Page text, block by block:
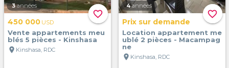
favorite_border
3 années
450 000 USD
Vente appartements meu
blés 5 pièces - Kinshasa
location_on Kinshasa, RDC
favorite_border
4 années
Prix sur demande
Location appartement me
ublé 2 pièces - Macampag
ne
location_on Kinshasa, RDC